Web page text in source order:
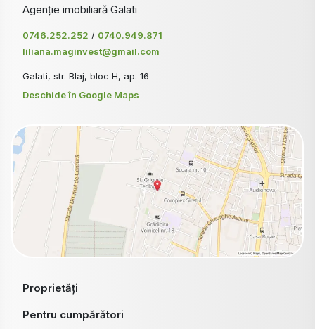
Agenție imobiliară Galati
0746.252.252 / 0740.949.871
liliana.maginvest@gmail.com
Galati, str. Blaj, bloc H, ap. 16
Deschide în Google Maps
Proprietăți
Pentru cumpărători